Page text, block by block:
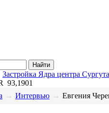
Найти
Застройка Ядра центра Сургута
93,1901
→ Интервью → ​Евгения